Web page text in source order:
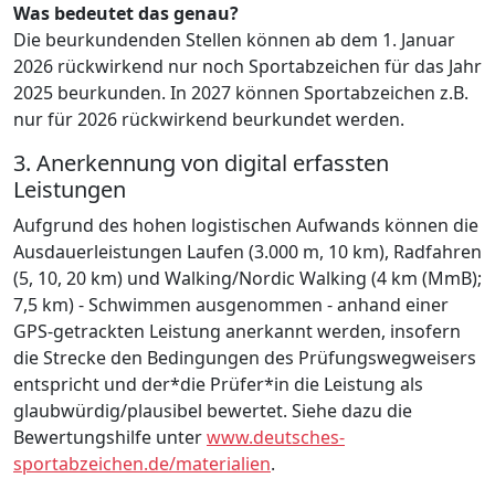
Was bedeutet das genau?
Die beurkundenden Stellen können ab dem 1. Januar
2026 rückwirkend nur noch Sportabzeichen für das Jahr
2025 beurkunden. In 2027 können Sportabzeichen z.B.
nur für 2026 rückwirkend beurkundet werden.
3. Anerkennung von digital erfassten
Leistungen
Aufgrund des hohen logistischen Aufwands können die
Ausdauerleistungen Laufen (3.000 m, 10 km), Radfahren
(5, 10, 20 km) und Walking/Nordic Walking (4 km (MmB);
7,5 km) - Schwimmen ausgenommen - anhand einer
GPS-getrackten Leistung anerkannt werden, insofern
die Strecke den Bedingungen des Prüfungswegweisers
entspricht und der*die Prüfer*in die Leistung als
glaubwürdig/plausibel bewertet. Siehe dazu die
Bewertungshilfe unterwww.deutsches-
sportabzeichen.de/materialien.